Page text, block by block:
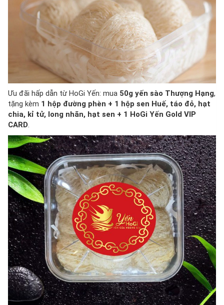
Ưu đãi hấp dẫn từ HoGi Yến: mua 50g yến sào Thượng Hạng,
tặng kèm 1 hộp đường phèn + 1 hộp sen Huế, táo đỏ, hạt
chia, kỉ tử, long nhãn, hạt sen + 1 HoGi Yến Gold VIP
CARD.